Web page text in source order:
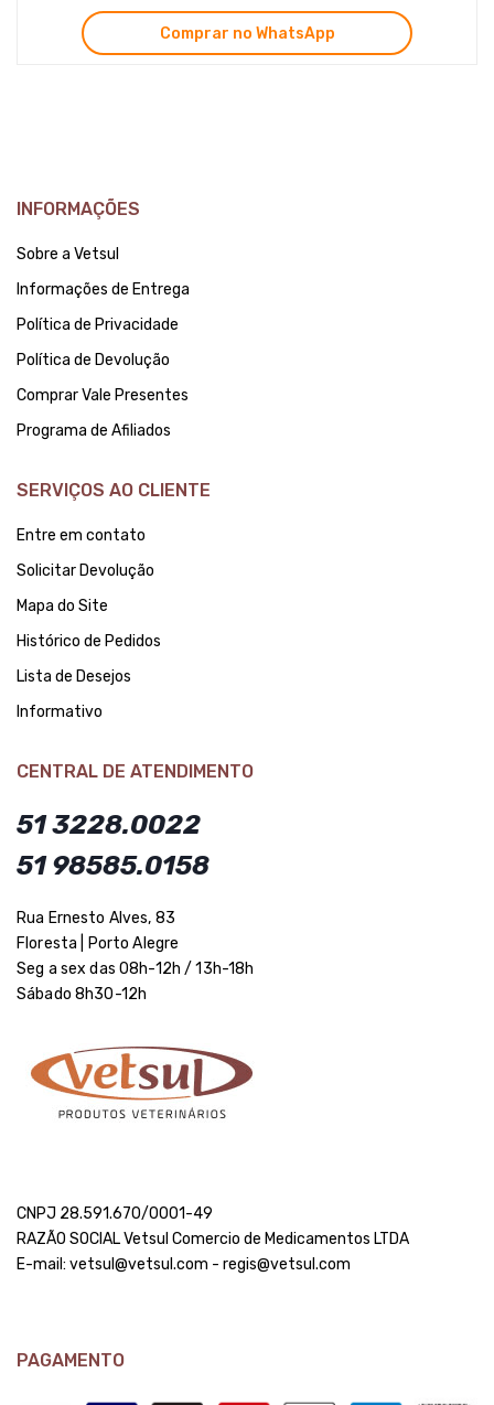
Comprar no WhatsApp
INFORMAÇÕES
Sobre a Vetsul
Informações de Entrega
Política de Privacidade
Política de Devolução
Comprar Vale Presentes
Programa de Afiliados
SERVIÇOS AO CLIENTE
Entre em contato
Solicitar Devolução
Mapa do Site
Histórico de Pedidos
Lista de Desejos
Informativo
CENTRAL DE ATENDIMENTO
51 3228.0022
51 98585.0158
Rua Ernesto Alves, 83
Floresta | Porto Alegre
Seg a sex das 08h-12h / 13h-18h
Sábado 8h30-12h
CNPJ 28.591.670/0001-49
RAZÃO SOCIAL Vetsul Comercio de Medicamentos LTDA
E-mail: vetsul@vetsul.com - regis@vetsul.com
PAGAMENTO